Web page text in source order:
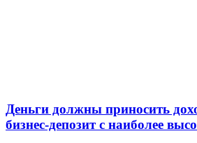
Деньги должны приносить
бизнес-депозит с наиболее